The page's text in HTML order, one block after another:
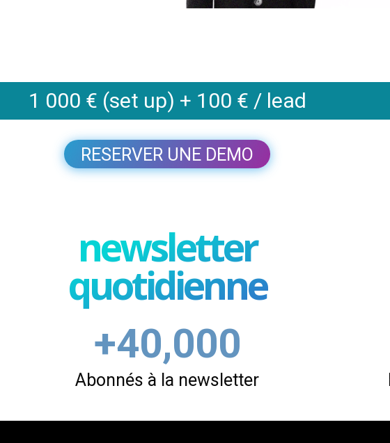
1 000 € (set up) + 100 € / lead
RESERVER UNE DEMO
newsletter
quotidienne
+40,000
Abonnés à la newsletter